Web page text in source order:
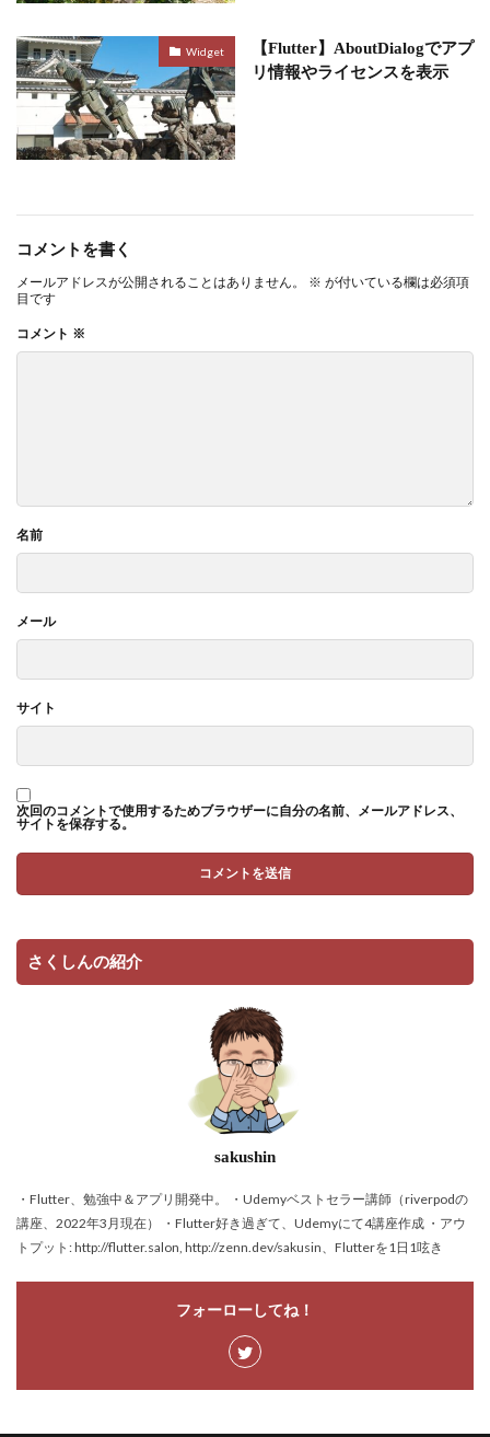
Widget
【Flutter】AboutDialogでアプ
リ情報やライセンスを表示
コメントを書く
メールアドレスが公開されることはありません。 ※ が付いている欄は必須項
目です
コメント ※
名前
メール
サイト
次回のコメントで使用するためブラウザーに自分の名前、メールアドレス、
サイトを保存する。
さくしんの紹介
sakushin
・Flutter、勉強中＆アプリ開発中。 ・Udemyベストセラー講師（riverpodの
講座、2022年3月現在） ・Flutter好き過ぎて、Udemyにて4講座作成 ・アウ
トプット: http://flutter.salon, http://zenn.dev/sakusin、Flutterを1日1呟き
フォーローしてね！